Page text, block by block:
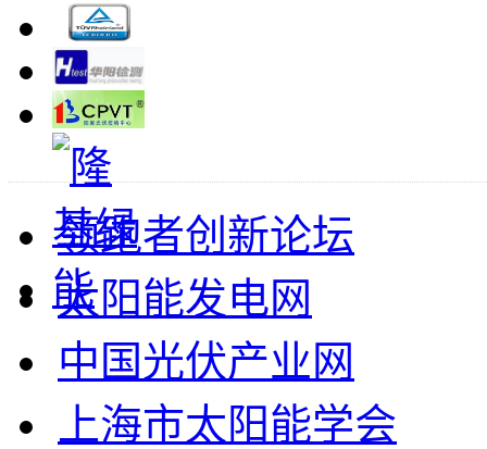
领跑者创新论坛
太阳能发电网
中国光伏产业网
上海市太阳能学会